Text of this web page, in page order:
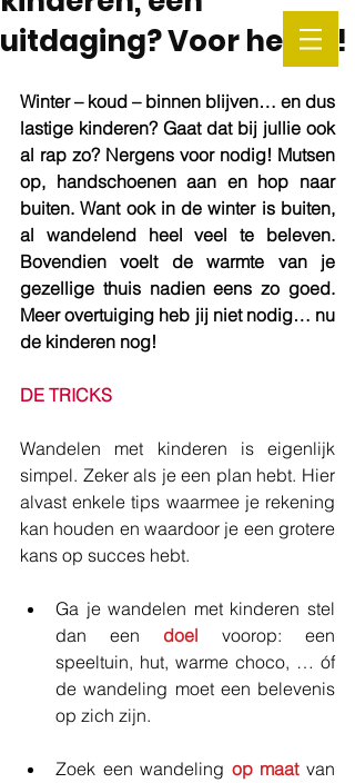
uitdaging? Voor hen ja!
Winter – koud – binnen blijven… en dus
lastige kinderen? Gaat dat bij jullie ook
al rap zo? Nergens voor nodig! Mutsen
op, handschoenen aan en hop naar
buiten. Want ook in de winter is buiten,
al wandelend heel veel te beleven.
Bovendien voelt de warmte van je
gezellige thuis nadien eens zo goed.
Meer overtuiging heb jij niet nodig… nu
de kinderen nog!
DE TRICKS
Wandelen met kinderen is eigenlijk
simpel. Zeker als je een plan hebt. Hier
alvast enkele tips waarmee je rekening
kan houden en waardoor je een grotere
kans op succes hebt.
Ga je wandelen met kinderen stel
dan een doel voorop: een
speeltuin, hut, warme choco, … óf
de wandeling moet een belevenis
op zich zijn.
Zoek een wandeling op maat van